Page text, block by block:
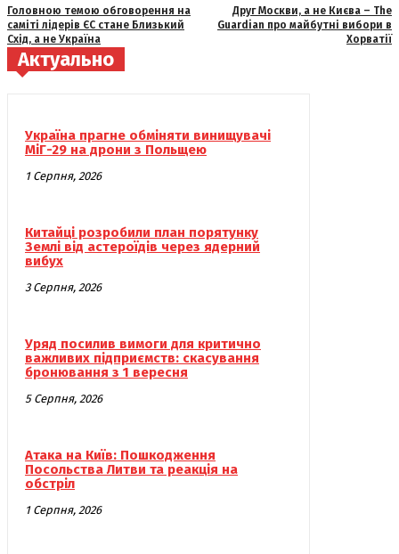
Головною темою обговорення на
саміті лідерів ЄС стане Близький
Схід, а не Україна
Друг Москви, а не Києва – The
Guardian про майбутні вибори в
Хорватії
Актуально
Україна прагне обміняти винищувачі
МіГ-29 на дрони з Польщею
1 Серпня, 2026
Китайці розробили план порятунку
Землі від астероїдів через ядерний
вибух
3 Серпня, 2026
Уряд посилив вимоги для критично
важливих підприємств: скасування
бронювання з 1 вересня
5 Серпня, 2026
Атака на Київ: Пошкодження
Посольства Литви та реакція на
обстріл
1 Серпня, 2026